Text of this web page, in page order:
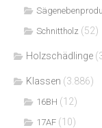
Schnittholz (52)
Holzschädlinge
Klassen (3.886)
16BH (12)
17AF (10)